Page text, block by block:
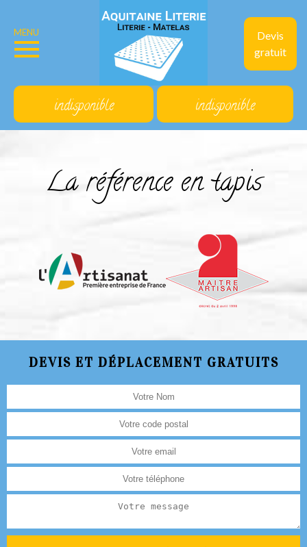
Devis
gratuit
MENU
indisponible indisponible
La référence en tapis
DEVIS ET DÉPLACEMENT GRATUITS